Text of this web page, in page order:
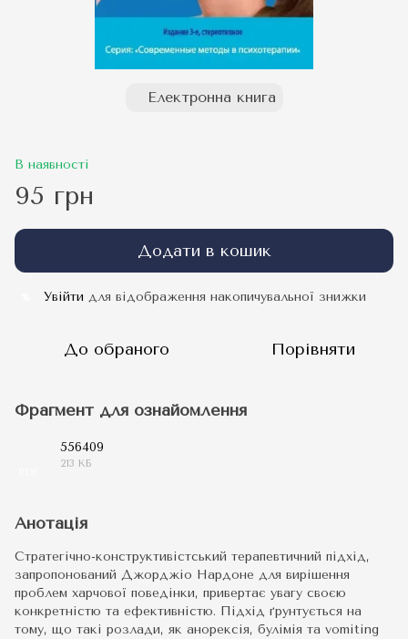
Електронна книга
В наявності
95 грн
Додати в кошик
Увійти для відображення накопичувальної знижки
До обраного Порівняти
Фрагмент для ознайомлення
556409
213 КБ
Анотація
Стратегічно-конструктивістський терапевтичний підхід,
запропонований Джорджіо Нардоне для вирішення
проблем харчової поведінки, привертає увагу своєю
конкретністю та ефективністю. Підхід ґрунтується на
тому, що такі розлади, як анорексія, булімія та vomiting